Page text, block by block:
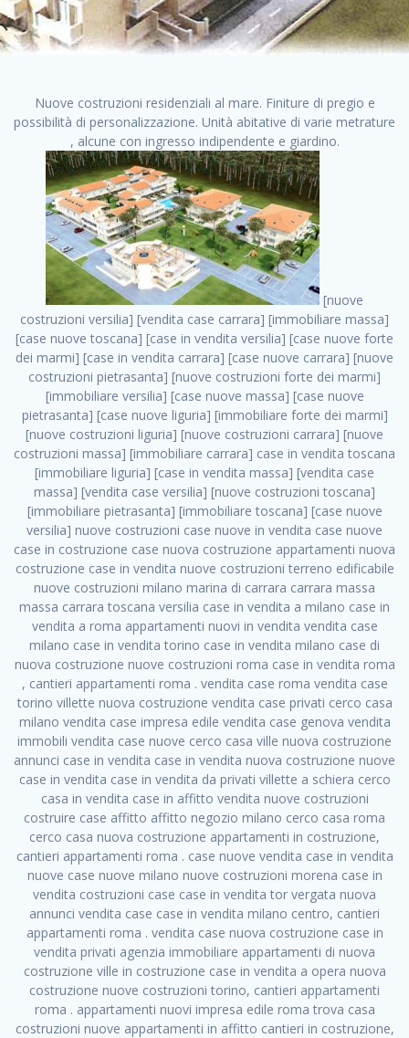
Nuove costruzioni residenziali al mare. Finiture di pregio e
possibilità di personalizzazione. Unità abitative di varie metrature
, alcune con ingresso indipendente e giardino.
[nuove costruzioni versilia] [vendita case carrara] [immobiliare massa] [case nuove toscana] [case in vendita versilia] [case nuove forte dei marmi] [case in vendita carrara] [case nuove carrara] [nuove costruzioni pietrasanta] [nuove costruzioni forte dei marmi] [immobiliare versilia] [case nuove massa] [case nuove pietrasanta] [case nuove liguria] [immobiliare forte dei marmi] [nuove costruzioni liguria] [nuove costruzioni carrara] [nuove costruzioni massa] [immobiliare carrara] case in vendita toscana [immobiliare liguria] [case in vendita massa] [vendita case massa] [vendita case versilia] [nuove costruzioni toscana] [immobiliare pietrasanta] [immobiliare toscana] [case nuove versilia] nuove costruzioni case nuove in vendita case nuove case in costruzione case nuova costruzione appartamenti nuova costruzione case in vendita nuove costruzioni terreno edificabile nuove costruzioni milano marina di carrara carrara massa massa carrara toscana versilia case in vendita a milano case in vendita a roma appartamenti nuovi in vendita vendita case milano case in vendita torino case in vendita milano case di nuova costruzione nuove costruzioni roma case in vendita roma , cantieri appartamenti roma . vendita case roma vendita case torino villette nuova costruzione vendita case privati cerco casa milano vendita case impresa edile vendita case genova vendita immobili vendita case nuove cerco casa ville nuova costruzione annunci case in vendita case in vendita nuova costruzione nuove case in vendita case in vendita da privati villette a schiera cerco casa in vendita case in affitto vendita nuove costruzioni costruire case affitto affitto negozio milano cerco casa roma cerco casa nuova costruzione appartamenti in costruzione, cantieri appartamenti roma . case nuove vendita case in vendita nuove case nuove milano nuove costruzioni morena case in vendita costruzioni case case in vendita tor vergata nuova annunci vendita case case in vendita milano centro, cantieri appartamenti roma . vendita case nuova costruzione case in vendita privati agenzia immobiliare appartamenti di nuova costruzione ville in costruzione case in vendita a opera nuova costruzione nuove costruzioni torino, cantieri appartamenti roma . appartamenti nuovi impresa edile roma trova casa costruzioni nuove appartamenti in affitto cantieri in costruzione, cantieri appartamenti roma . immobiliare nuove costruzioni case in vendita dragona appartamenti in vendita siti vendita case case in vendita roma nord nuovi costruzioni ville nuove in vendita nuove costruzioni in vendita trovocasa cerco casa affitto villette in vendita nuove costruzioni immobiliari nuove costruzioni bologna toscano immobiliare palermo nuovi appartamenti vendita case dragona nuova costruzione case in vendita villaggio prenestino, cantieri appartamenti roma . case in vendita dal costruttore imprese edili torino nuove costruzioni firenze immobiliare case nuove in costruzione toscano immobiliare milano, cantieri appartamenti roma . casanuova case in vendita acilia dragona case in vendita di nuova costruzione case in vendita da costruttore nuove costruzioni eur case e cantieri appartamenti in vendita nuova costruzione case in vendita a dragona roma case in vendita nuove case in costruzione porta portese immobiliare appartamenti cerco casa disperatamente case in vendita torresina cascine in vendita vendita immobili roma, cantieri appartamenti roma . milano nuove costruzioni morena case in vendita costruzioni edili nuove costruzioni catania visure catastali on line gratis nuove costruzioni monza case in costruzione milano, cantieri appartamenti roma . nuove costruzioni boccea vendita immobili milano attico immobiliare roma vendita imprese edili bergamo impresa edile bologna case in vendita a classe appartamento nuovo nuove costruzioni pietralata case costruzione case in vendita roma sud nuove costruzioni residenziali a milano appartamenti nuova costruzione milano case in vendita boccea case in vendita morena nuove costruzioni vendita immobili privati, cantieri appartamenti roma . comprare casa nuova costruzione case in vendita con leasing case in vendita ostia antica case nuova costruzione milano appartamenti nuovi milano case nuove roma nuove costruzioni bari edilizia convenzionata case in vendita a tortona villaggio prenestino case in vendita toscano immobiliare professione casa nuove costruzioni parma impresa costruzioni nuove case nuove costruzioni bergamo vendita immobili torino ville di nuova costruzione solo affitti appartamento nuovo in vendita appartamenti nuova costruzione roma case nuova costruzione roma, cantieri appartamenti roma . nuove costruzioni a milano case in costruzione roma impresa di costruzioni grimaldi immobiliare costruzioni villetta nuova costruzione case in vendita da imprese edili cerco casa a acquisto casa in costruzione nuove costruzioni mare costruzioni immobiliari cantieri nuove costruzioni acquisto casa nuova costruzione nuove costruzioni padova comprare casa in costruzione impresa edile napoli nuove costruzioni pescara casa risorse immobiliari, cantieri appartamenti roma . immobili in costruzione villette nuove villette nuove in vendita gabetti imprese edili verona nuove costruzioni milano sud nuovi immobili nuove costruzioni legnano, cantieri appartamenti roma . cantieri nuove costruzioni milano villa nuova case vendita nuove costruzioni appartamenti in vendita nuovi immobili nuovi costruttori case imprese edili brescia nuovi appartamenti milano case in vendita selva nera casa nuova retecasa case nuova costruzione in vendita monolocale imprese edili firenze imprese edili padova frimm vendita case dragona nuove costruzioni vendita imprese edili parma imprese di costruzioni milano immobiliare toscano frimm immobiliare roma case case dal costruttore acquisto terreno agricolo imprese edili italiane roma vende casa case nuove a milano nuove costruzioni a roma imprese costruzioni roma cerco casa nuova immobili di nuova costruzione case in vendita castelverde roma impresa edile palermo rent to buy roma nuove costruzioni, cantieri appartamenti roma . tempocasa case in vendita a riscatto nuove costruzioni varese nuove costruzioni bolzano vendita case in costruzione nuove costruzioni lecce cantiere milano costruire villa imprese edili treviso impresa edile catania case in vendita roma tiburtina vendita appartamenti nuova costruzione vendita immobili commerciali case nuove in vendita milano nuove costruzioni seregno cerca casa vendita cerco casa milano vendita nuove costruzioni milano ovest vendita case nuove milano imprese edili modena nuove costruzioni milano centro case in vendita aranova nuove abitazioni, cantieri appartamenti roma ., cantieri appartamenti roma . nuove costruzioni brescia nuove costruzioni como appartamenti nuovi in vendita a milano case in vendita bologna nuove costruzioni appartamenti in vendita milano nuova costruzione imprese edili como morena nuove costruzioni nuove costruzioni case vendita appartamenti nuovi nuove costruzioni salerno eurekasa villette in costruzione bilocali nuovi case nuove in vendita a roma case in vendita con permuta nuove costruzioni trento impresa edile varese imprese costruzioni milano imprese edili venezia case in vendita prenestina imprese edili spa nuove costruzioni gallarate roma nuove costruzioni case in nuova costruzione nuovi case nuove in vendita a milano nuove costruzioni loano nuovi cantieri milano imprese edili novara case in vendita roma est imprese di costruzioni roma appartamenti in costruzione milano nuovi cantieri cerco casa vendita milano nuove costruzioni brugherio vendita case da imprese edili imprese edili udine nuove costruzioni direttamente dal costruttore imprese edili vicenza case in vendita a loano nuova costruzione nuove villette prezzi case nuove case in vendita in costruzione compravendita terreno agricolo cantiere, cantieri appartamenti roma . case in vendita milano navigli costruzione nuova casa costruzioni nuove milano nuove costruzioni roma rent to buy nuove costruzioni taranto palazzo in costruzione vendita appartamenti nuova costruzione milano centro costruzioni milano case in vendita milano nuove costruzioni case in vendita milano sud impresa edile como case nuove a roma boccea case in vendita imprese edili trento nuove costruzioni buccinasco case in costruzione a milano nuove costruzioni ripamonti case in vendita a salerno nuove costruzioni nuove residenze milano case nuove vendita milano nuove costruzioni milano nord nuove costruzioni livorno vendita nuove costruzioni roma nuove costruzioni liguria costruzioni roma cerco casa roma vendita nuove costruzioni classe a impresa edile rimini nuovi annunci case in vendita nuove costruzioni magenta todini costruzioni case grezze in vendita vendita appartamenti nuovi milano case in vendita gallaratese milano nuove costruzioni arezzo, cantieri appartamenti roma . case in vendita castelverde case nuove dal costruttore nuovo appartamento nuove costruzioni desenzano imprese edili lombardia imprese edili veneto appartamenti in costruzione roma case vendita pescara nuove costruzioni case in vendita ad acilia imprese edili verona e provincia nuove costruzioni desio appartamenti classe a milano firenze nuove costruzioni pirelli re immobiliare grandi imprese di costruzioni case in vendita torresina roma case in vendita navigli milano nuove costruzioni roma centro nuovecostruzioni appartamenti nuovi a milano impresa edile ancona nuove residenze dragona case in vendita nuove costruzioni brindisi vendita nuove costruzioni milano case in vendita arredate nuove case mila